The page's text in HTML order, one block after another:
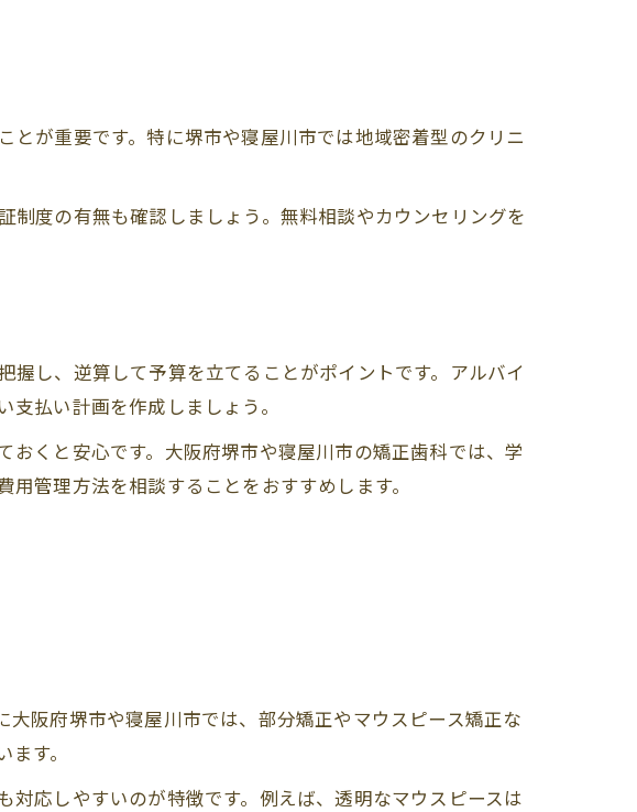
約する方法
正のコツ
抑える工夫
矯正の選び方
ント
実績
すコツ
が重要です。特に堺市や寝屋川市では地域密着型のクリニ
度の有無も確認しましょう。無料相談やカウンセリングを
し、逆算して予算を立てることがポイントです。アルバイ
払い計画を作成しましょう。
くと安心です。大阪府堺市や寝屋川市の矯正歯科では、学
管理方法を相談することをおすすめします。
阪府堺市や寝屋川市では、部分矯正やマウスピース矯正な
す。
応しやすいのが特徴です。例えば、透明なマウスピースは